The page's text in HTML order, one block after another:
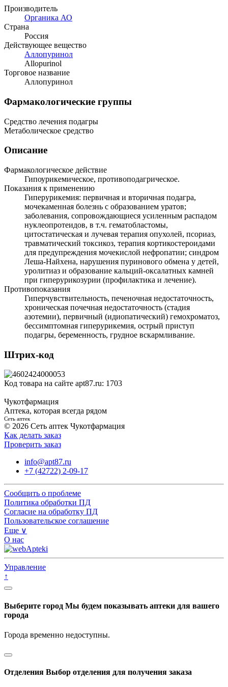
Производитель
Органика АО
Страна
Россия
Действующее вещество
Аллопуринол
Allopurinol
Торговое название
Аллопуринол
Фармакологические группы
Средство лечения подагры
Метаболическое средство
Описание
Фармакологическое действие
Гипоурикемическое, противоподагрическое.
Показания к применению
Гиперурикемия: первичная и вторичная подагра,
мочекаменная болезнь с образованием уратов;
заболевания, сопровождающиеся усиленным распадом
нуклеопротеидов, в т.ч. гематобластомы,
цитостатическая и лучевая терапия опухолей, псориаз,
травматический токсикоз, терапия кортикостероидами
для предупреждения мочекислой нефропатии; синдром
Леша-Найхена, нарушения пуринового обмена у детей,
уролитиаз и образование кальций-оксалатных камней
при гиперурикозурии (профилактика и лечение).
Противопоказания
Гиперчувствительность, печеночная недостаточность,
хроническая почечная недостаточность (стадия
азотемии), первичный (идиопатический) гемохроматоз,
бессимптомная гиперурикемия, острый приступ
подагры, беременность, грудное вскармливание.
Штрих-код
Код товара на сайте apt87.ru: 1703
Чукотфармация
Аптека, которая всегда рядом
Сеть аптек
© 2026 Сеть аптек Чукотфармация
Как делать заказ
Проверить заказ
info@apt87.ru
+7 (42722) 2-09-17
Сообщить о проблеме
Политика обработки ПД
Согласие на обработку ПД
Пользовательское соглашение
Еще ∨
О нас
Управление
↑
Выберите город Мы будем показывать аптеки для вашего
города
Города временно недоступны.
Отделения Выбор отделения для получения заказа